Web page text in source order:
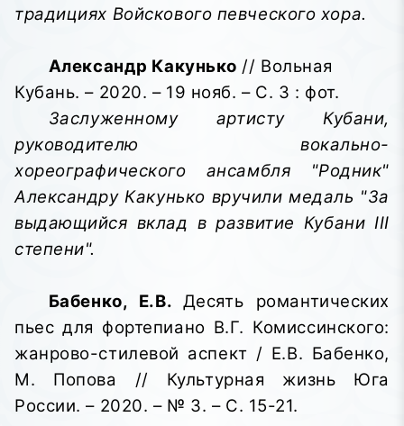
традициях Войскового певческого хора.
Александр Какунько // Вольная
Кубань. – 2020. – 19 нояб. – С. 3 : фот.
Заслуженному артисту Кубани,
руководителю вокально-
хореографического ансамбля "Родник"
Александру Какунько вручили медаль "За
выдающийся вклад в развитие Кубани III
степени".
Бабенко, Е.В. Десять романтических
пьес для фортепиано В.Г. Комиссинского:
жанрово-стилевой аспект / Е.В. Бабенко,
М. Попова // Культурная жизнь Юга
России. – 2020. – № 3. – С. 15-21.